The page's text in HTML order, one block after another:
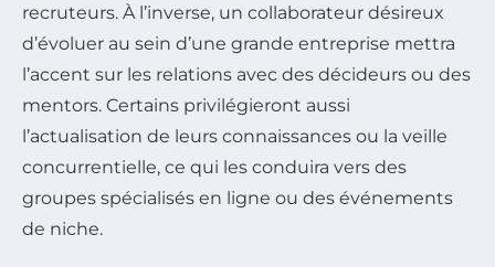
recruteurs. À l’inverse, un collaborateur désireux
d’évoluer au sein d’une grande entreprise mettra
l’accent sur les relations avec des décideurs ou des
mentors. Certains privilégieront aussi
l’actualisation de leurs connaissances ou la veille
concurrentielle, ce qui les conduira vers des
groupes spécialisés en ligne ou des événements
de niche.